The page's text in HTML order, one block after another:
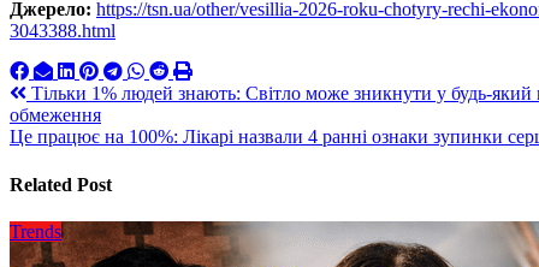
Джерело: https://tsn.ua/other/vesillia-2026-roku-chotyry-rechi-
3043388.html
Навигация
по
Тільки 1% людей знають: Світло може зникнути у будь-
обмеження
Це працює на 100%: Лікарі назвали 4 ранні ознаки зупинки
Related Post
Trends